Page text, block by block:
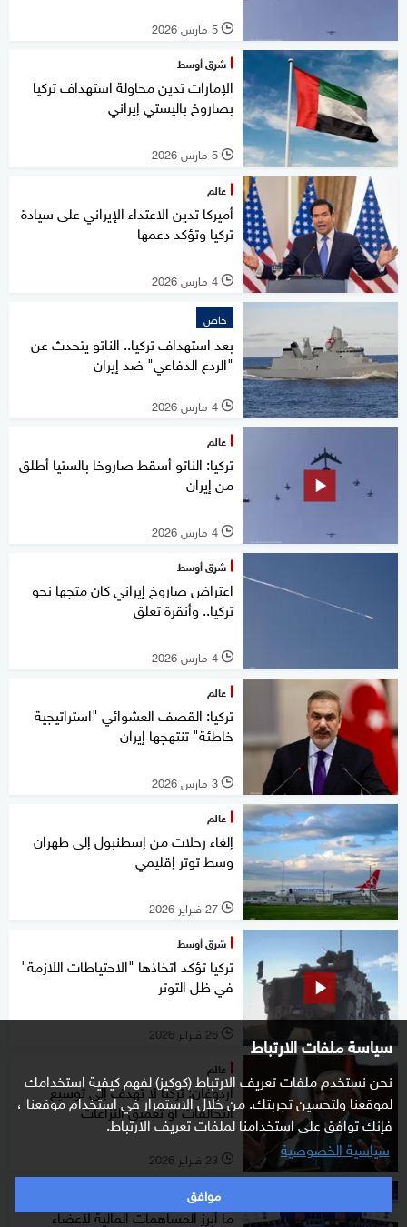
سياسة ملفات الارتباط
نحن نستخدم ملفات تعريف الارتباط (كوكيز) لفهم كيفية استخدامك
لموقعنا ولتحسين تجربتك. من خلال الاستمرار في استخدام موقعنا ،
فإنك توافق على استخدامنا لملفات تعريف الارتباط.
سياسية الخصوصية
موافق
l 5 مارس 2026
شرق أوسط
الإمارات تدين محاولة استهداف تركيا
بصاروخ باليستي ‎إيراني
l 5 مارس 2026
عالم
أميركا تدين الاعتداء الإيراني على سيادة
تركيا وتؤكد دعمها
l 4 مارس 2026
خاص
بعد استهداف تركيا.. الناتو يتحدث عن
"الردع الدفاعي" ضد إيران
l 4 مارس 2026
عالم
تركيا: الناتو أسقط صاروخا بالستيا أطلق
من إيران
l 4 مارس 2026
شرق أوسط
اعتراض صاروخ إيراني كان متجها نحو
تركيا.. وأنقرة تعلق
l 4 مارس 2026
عالم
تركيا: القصف العشوائي "استراتيجية
خاطئة" تنتهجها إيران
l 3 مارس 2026
عالم
إلغاء رحلات من إسطنبول إلى طهران
وسط توتر إقليمي
l 27 فبراير 2026
شرق أوسط
تركيا تؤكد اتخاذها "الاحتياطات اللازمة"
في ظل التوتر
l 26 فبراير 2026
عالم
أردوغان: تركيا لا تهدف إلى توسيع
التحالفات أو تعميق النزاعات
l 23 فبراير 2026
شرق أوسط
ما أبرز المساهمات المالية لأعضاء